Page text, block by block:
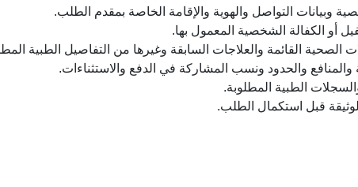
وبيانات التواصل والهوية والإقامة الخاصة بمقدم الطلب.
أو الكفالة الشخصية المعمول بها.
الصحية القائمة والعلاجات السابقة وغيرها من التفاصيل الطبية
والحدود ونسب المشاركة في الدفع والاستثناءات.
الطبية المطلوبة.
قبل استكمال الطلب.